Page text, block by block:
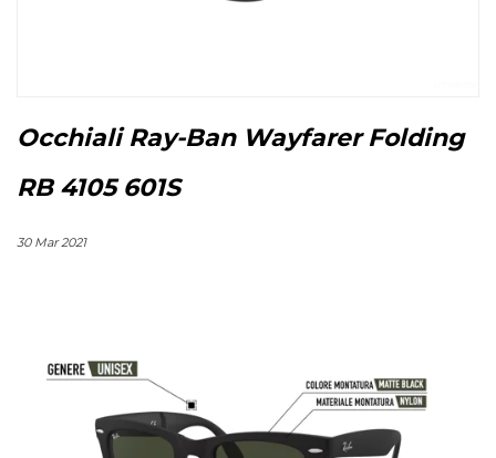
Occhiali Ray-Ban Wayfarer Folding
RB 4105 601S
30 Mar 2021